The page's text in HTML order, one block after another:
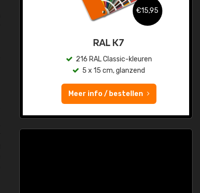
€15,95
RAL K7
216 RAL Classic-kleuren
5 x 15 cm, glanzend
Meer info / bestellen